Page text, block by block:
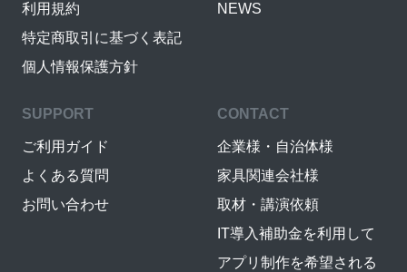
利用規約
特定商取引に基づく表記
個人情報保護方針
NEWS
SUPPORT
ご利用ガイド
よくある質問
お問い合わせ
CONTACT
企業様・自治体様
家具関連会社様
取材・講演依頼
IT導入補助金を利用して
アプリ制作を希望される